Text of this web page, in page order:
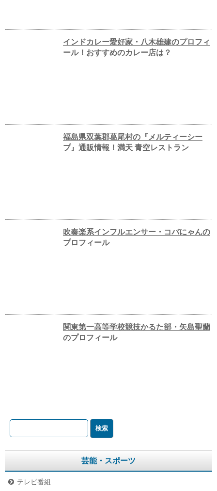
インドカレー愛好家・八木雄建のプロフィ
ール！おすすめのカレー店は？
福島県双葉郡葛尾村の『メルティーシー
プ』通販情報！満天 青空レストラン
吹奏楽系インフルエンサー・コバにゃんの
プロフィール
関東第一高等学校競技かるた部・矢島聖蘭
のプロフィール
芸能・スポーツ
テレビ番組